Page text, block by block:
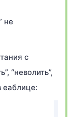
не
с
“неволить”,
еаблице: